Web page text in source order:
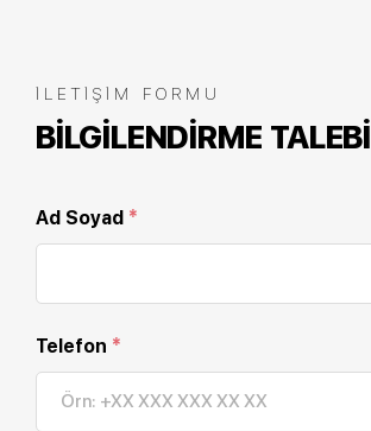
İLETIŞIM FORMU
BILGILENDIRME TALEBI
Ad Soyad *
Telefon *